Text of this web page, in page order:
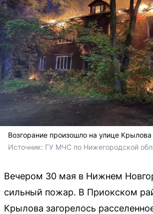
Возгорание произошло на улице Крылова
Источник: ГУ МЧС по Нижегородской
Вечером 30 мая в Нижнем
сильный пожар. В Приокском
Крылова загорелось